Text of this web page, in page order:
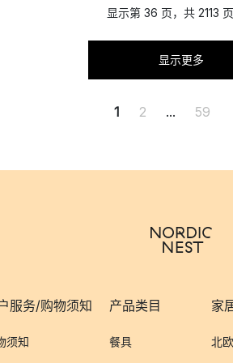
显示第 36 页，共 2113
显示更多
1 2 ... 59
服务/购物须知
须知
产品类目
餐具
家
北